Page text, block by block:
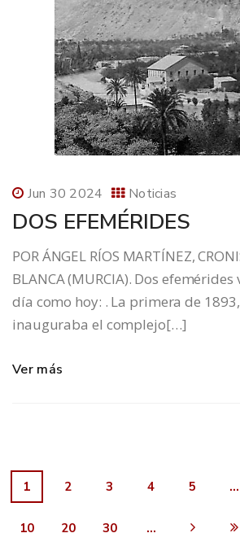
Jun 30 2024 Noticias
DOS EFEMÉRIDES
POR ÁNGEL RÍOS MARTÍNEZ,
BLANCA (MURCIA). Dos
día como hoy: . La primera de
inauguraba el complejo[…]
Ver más
1 2 3 4 5 ...
10 20 30 ...